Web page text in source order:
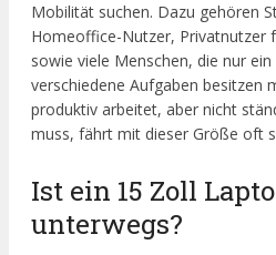
Mobilität suchen. Dazu gehören
Homeoffice-Nutzer, Privatnutzer
sowie viele Menschen, die nur
verschiedene Aufgaben besitzen
produktiv arbeitet, aber nicht
muss, fährt mit dieser Größe oft
Ist ein 15 Zoll
unterwegs?